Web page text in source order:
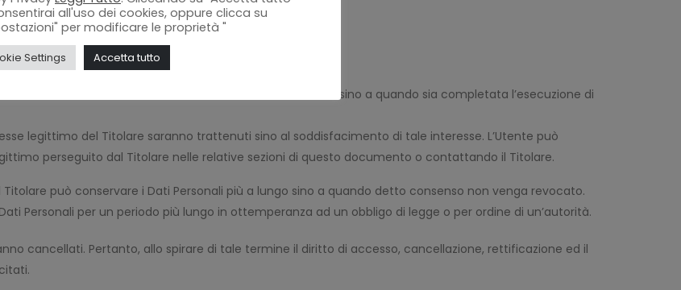
per le quali sono stati raccolti.
di un contratto tra il Titolare e l’Utente saranno trattenuti sino a quando sia completata l’esecuzione di
legittimo del Titolare saranno trattenuti sino al soddisfacimento di tale interesse. L’Utente può
perseguito dal Titolare nelle relative sezioni di questo documento o contattando il Titolare.
può conservare i Dati Personali più a lungo sino a quando detto consenso non venga revocato.
Personali per un periodo più lungo in ottemperanza ad un obbligo di legge o per ordine di un’autorità.
cancellati. Pertanto, allo spirare di tale termine il diritto di accesso, cancellazione, rettificazione ed il
all'uso dei cookies, oppure clicca su
per modificare le proprietà "
Settings Accetta tutto